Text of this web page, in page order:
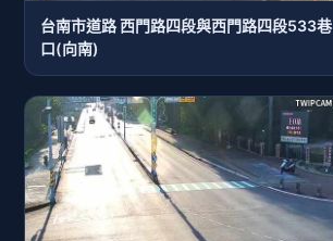
台南市道路 西門路四段與西門路四段533巷
口(向南)